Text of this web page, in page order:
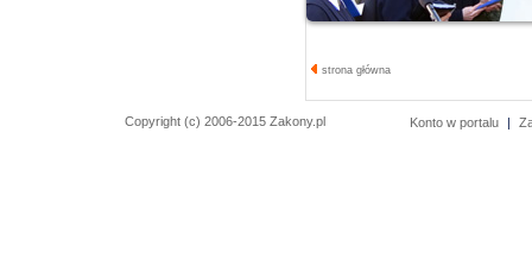
strona główna
Copyright (c) 2006-2015 Zakony.pl Konto w portalu |